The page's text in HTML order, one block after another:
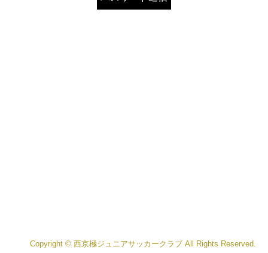
Copyright © 西京極ジュニアサッカークラブ All Rights Reserved.